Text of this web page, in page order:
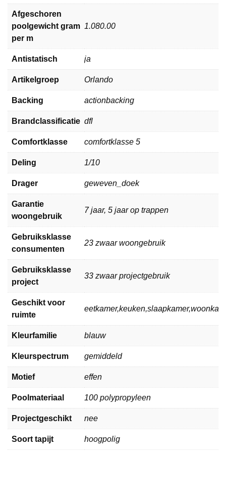
Afgeschoren
poolgewicht gram
per m
1.080.00
Antistatisch ja
Artikelgroep Orlando
Backing actionbacking
Brandclassificatie dfl
Comfortklasse comfortklasse 5
Deling 1/10
Drager geweven_doek
Garantie
woongebruik
7 jaar, 5 jaar op trappen
Gebruiksklasse
consumenten
23 zwaar woongebruik
Gebruiksklasse
project
33 zwaar projectgebruik
Geschikt voor
ruimte
Kleurfamilie blauw
Kleurspectrum gemiddeld
Motief effen
Poolmateriaal 100 polypropyleen
Projectgeschikt nee
Soort tapijt hoogpolig